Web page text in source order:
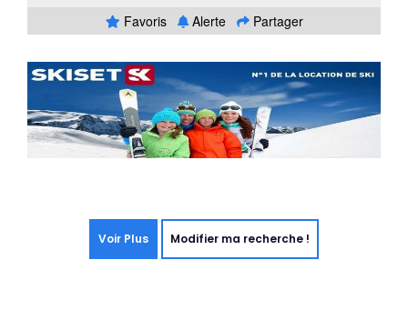
Favoris Alerte Partager
Voir Plus Modifier ma recherche !